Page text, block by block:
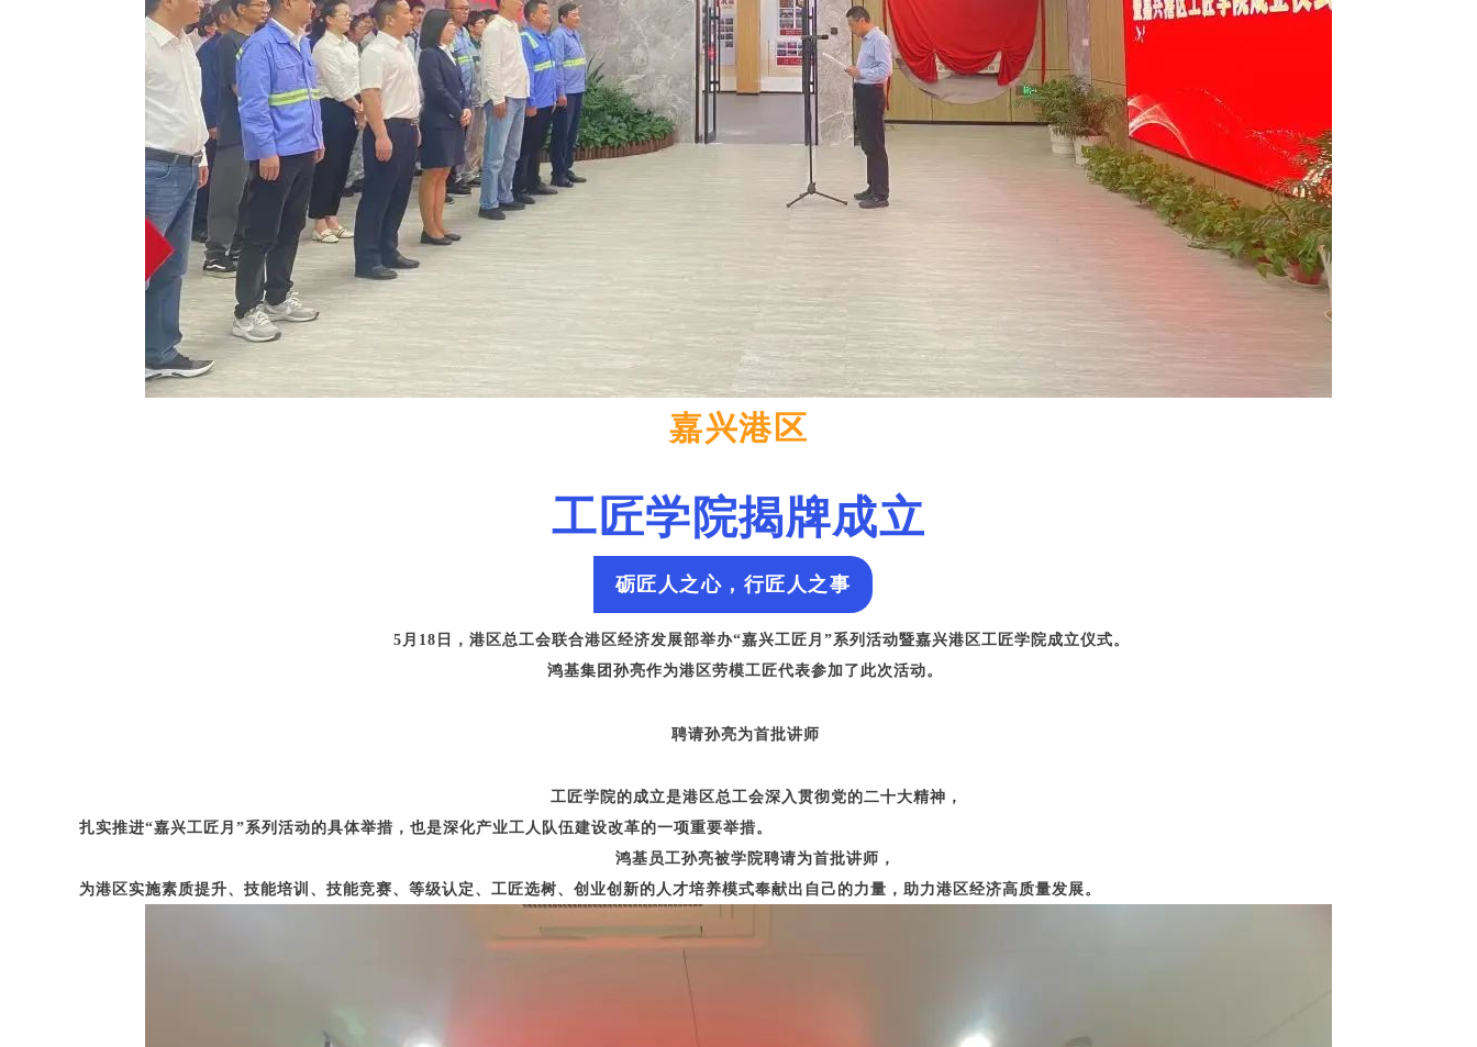
嘉兴港区
工匠学院揭牌成立
砺匠人之心，行匠人之事
5月18日，港区总工会联合港区经济发展部举办“嘉兴工匠月”系列活动暨嘉兴港区工匠学院成立仪式。
鸿基集团孙亮作为港区劳模工匠代表参加了此次活动。
聘请孙亮为首批讲师
工匠学院的成立是港区总工会深入贯彻党的二十大精神，
扎实推进“嘉兴工匠月”系列活动的具体举措，也是深化产业工人队伍建设改革的一项重要举措。
鸿基员工孙亮被学院聘请为首批讲师，
为港区实施素质提升、技能培训、技能竞赛、等级认定、工匠选树、创业创新的人才培养模式奉献出自己的力量，助力港区经济高质量发展。